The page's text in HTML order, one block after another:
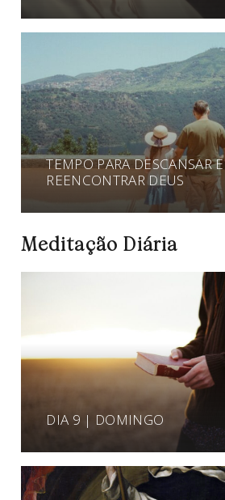
TEMPO PARA DESCANSAR E
REENCONTRAR DEUS
Meditação Diária
DIA 9 | DOMINGO